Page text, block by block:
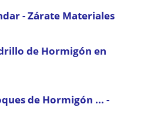
- Zárate Materiales
de Hormigón en
de Hormigón ... -